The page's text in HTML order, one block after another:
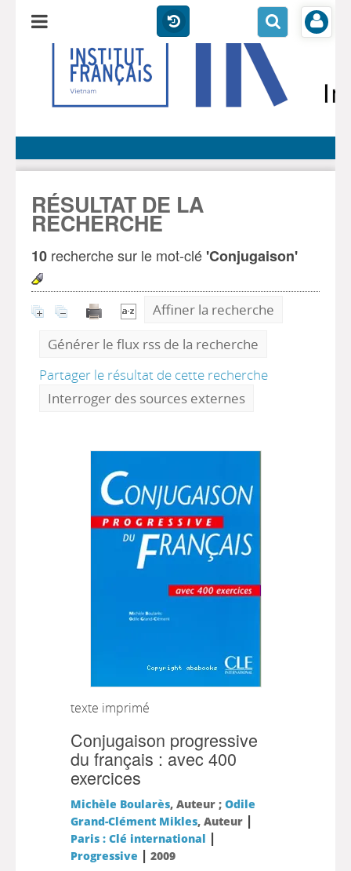
RÉSULTAT DE LA
RECHERCHE
10 recherche sur le mot-clé 'Conjugaison'
Affiner la recherche
Générer le flux rss de la recherche
Partager le résultat de cette recherche
Interroger des sources externes
texte imprimé
Conjugaison progressive
du français : avec 400
exercices
Michèle Boularès, Auteur ; Odile
Grand-Clément Mikles, Auteur |
Paris : Clé international |
Progressive | 2009